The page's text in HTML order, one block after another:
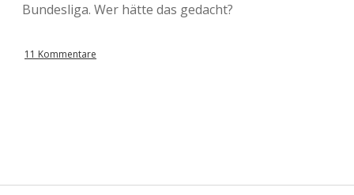
Bundesliga. Wer hätte das gedacht?
11 Kommentare